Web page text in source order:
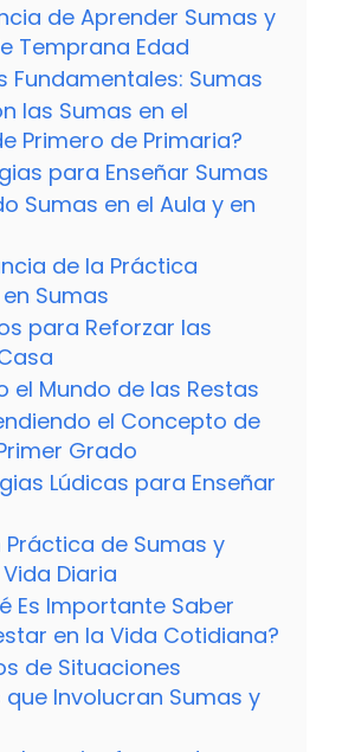
de Aprender Sumas y
Temprana Edad
Fundamentales: Sumas
las Sumas en el
Primero de Primaria?
para Enseñar Sumas
Sumas en el Aula y en
de la Práctica
Sumas
para Reforzar las
el Mundo de las Restas
el Concepto de
Grado
Lúdicas para Enseñar
de Sumas y
Diaria
Es Importante Saber
en la Vida Cotidiana?
de Situaciones
Involucran Sumas y